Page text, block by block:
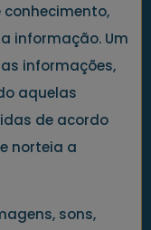
conhecimento,
informação. Um
informações,
aquelas
de acordo
norteia a
sons,